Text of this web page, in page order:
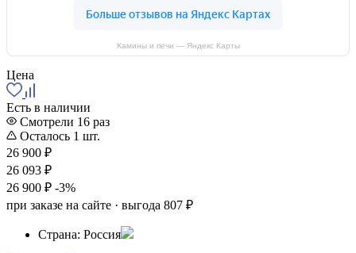
Камины и печи — Яндекс Карты
Цена
Есть в наличии
Смотрели 16 раз
Осталось 1 шт.
26 900 ₽
26 093 ₽
26 900 ₽ -3%
при заказе на сайте · выгода 807 ₽
Страна: Россия